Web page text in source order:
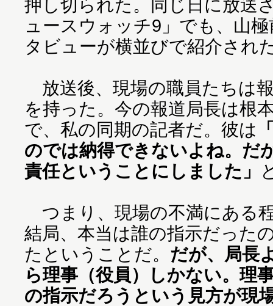
押し切られた。同じ日に放送
ュースウォッチ9」でも、山
タビューが横並びで紹介され
放送後、現場の職員たちは
を持った。今の報道局長は根
で、私の同期の記者だ。彼は
のでは納得できないよね。だ
責任ということにしました」
つまり、現場の不満にある
結局、本当は誰の指示だった
たということだ。 だが、局長
ら理事（役員）しかない。理
の指示だろうという見方が現